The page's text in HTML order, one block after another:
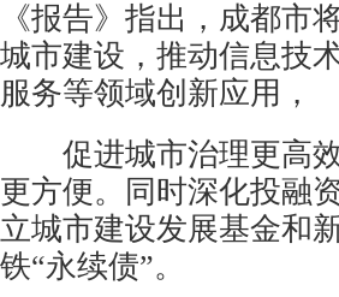
《报告》指出，成都市
城市建设，推动信息技
服务等领域创新应用，
促进城市治理更高效
更方便。同时深化投融
立城市建设发展基金和
铁“永续债”。